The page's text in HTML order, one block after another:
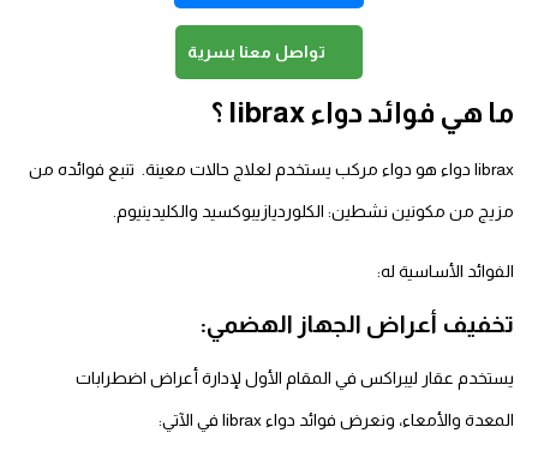
تواصل معنا بسرية
ما هي فوائد دواء librax ؟
librax دواء هو دواء مركب يستخدم لعلاج حالات معينة. تنبع فوائده من
مزيج من مكونين نشطين: الكلورديازيبوكسيد والكليدينيوم.
الفوائد الأساسية له:
تخفيف أعراض الجهاز الهضمي:
يستخدم عقار ليبراكس في المقام الأول لإدارة أعراض اضطرابات
المعدة والأمعاء، ونعرض فوائد دواء librax في الآتي: